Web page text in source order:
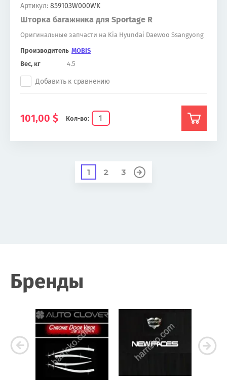
Артикул: 859103W000WK
Шторка багажника для Sportage R
Оригинальные запчасти на Kia Hyundai Daewoo Ssangyong
Производитель MOBIS
Вес, кг
4.5
Кол-во:
Добавить к сравнению
101,00 $
1 2 3
Бренды